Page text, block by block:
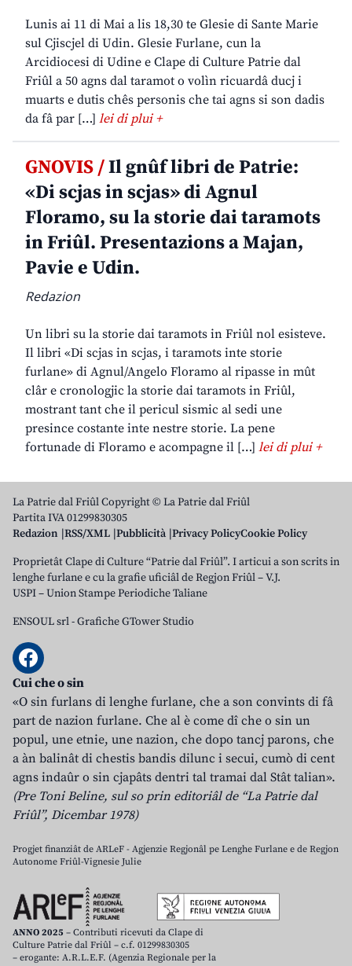
Lunis ai 11 di Mai a lis 18,30 te Glesie di Sante Marie
sul Cjiscjel di Udin. Glesie Furlane, cun la
Arcidiocesi di Udine e Clape di Culture Patrie dal
Friûl a 50 agns dal taramot o volìn ricuardâ ducj i
muarts e dutis chês personis che tai agns si son dadis
da fâ par […] lei di plui +
GNOVIS /Il gnûf libri de Patrie:
«Di scjas in scjas» di Agnul
Floramo, su la storie dai taramots
in Friûl. Presentazions a Majan,
Pavie e Udin.
Redazion
Un libri su la storie dai taramots in Friûl nol esisteve.
Il libri «Di scjas in scjas, i taramots inte storie
furlane» di Agnul/Angelo Floramo al ripasse in mût
clâr e cronologjic la storie dai taramots in Friûl,
mostrant tant che il pericul sismic al sedi une
presince costante inte nestre storie. La pene
fortunade di Floramo e acompagne il […] lei di plui +
La Patrie dal Friûl Copyright © La Patrie dal Friûl
Partita IVA 01299830305
Redazion RSS/XML Pubblicità Privacy PolicyCookie Policy
Proprietât Clape di Culture “Patrie dal Friûl”. I articui a son scrits in
lenghe furlane e cu la grafie uficiâl de Regjon Friûl – V.J.
USPI – Union Stampe Periodiche Taliane
ENSOUL srl-Grafiche GTower Studio
Cui che o sin
«O sin furlans di lenghe furlane, che a son convints di fâ
part de nazion furlane. Che al è come dî che o sin un
popul, une etnie, une nazion, che dopo tancj parons, che
a àn balinât di chestis bandis dilunc i secui, cumò di cent
agns indaûr o sin cjapâts dentri tal tramai dal Stât talian».
(Pre Toni Beline, sul so prin editoriâl de “La Patrie dal
Friûl”, Dicembar 1978)
Progjet finanziât de ARLeF - Agjenzie Regjonâl pe Lenghe Furlane e de Regjon
Autonome Friûl-Vignesie Julie
ANNO 2025 – Contributi ricevuti da Clape di
Culture Patrie dal Friûl – c.f. 01299830305
– erogante: A.R.L.E.F. (Agenzia Regionale per la